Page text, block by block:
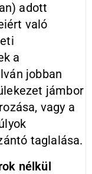
adott
való
a
jobban
jámbor
vagy a
taglalása.
nélkül